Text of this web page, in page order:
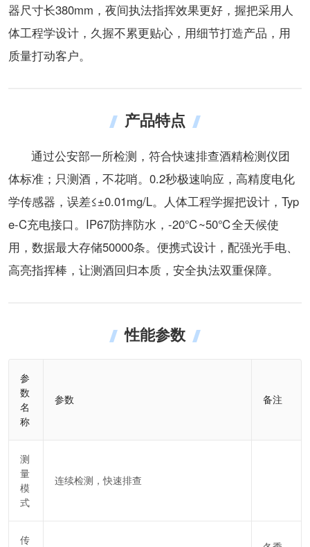
器尺寸长380mm，夜间执法指挥效果更好，握把采用人
体工程学设计，久握不累更贴心，用细节打造产品，用
质量打动客户。
产品特点
通过公安部一所检测，符合快速排查酒精检测仪团
体标准；只测酒，不花哨。0.2秒极速响应，高精度电化
学传感器，误差≤±0.01mg/L。人体工程学握把设计，Typ
e-C充电接口。IP67防摔防水，-20℃~50℃全天候使
用，数据最大存储50000条。便携式设计，配强光手电、
高亮指挥棒，让测酒回归本质，安全执法双重保障。
性能参数
参
数
名
称
参数 备注
测
量
模
式
连续检测，快速排查
传